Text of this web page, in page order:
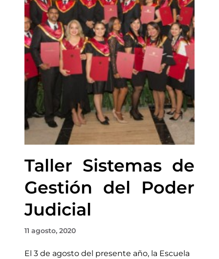
Taller Sistemas de
Gestión del Poder
Judicial
11 agosto, 2020
El 3 de agosto del presente año, la Escuela